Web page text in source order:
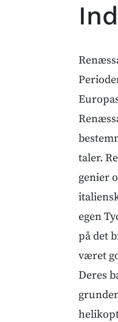
taler.
genier
egen
på det
været
Deres